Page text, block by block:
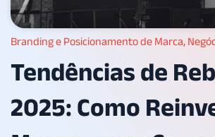
Branding e Posicionamento de Marca,
Tendências de
2025: Como